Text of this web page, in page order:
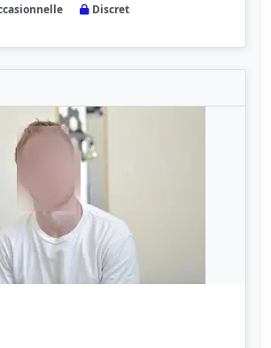
Discret